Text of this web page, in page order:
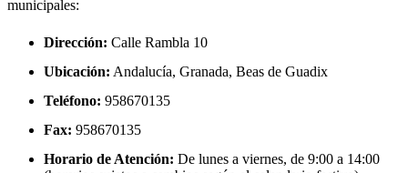
municipales:
Dirección: Calle Rambla 10
Ubicación: Andalucía, Granada, Beas de Guadix
Teléfono: 958670135
Fax: 958670135
Horario de Atención: De lunes a viernes, de 9:00 a 14:00